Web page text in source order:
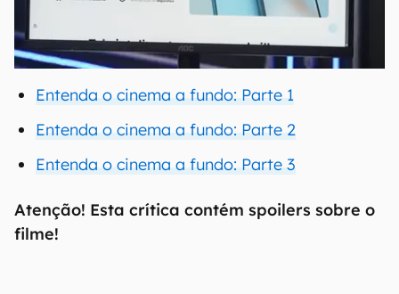
Entenda o cinema a fundo: Parte 1
Entenda o cinema a fundo: Parte 2
Entenda o cinema a fundo: Parte 3
Atenção! Esta crítica contém spoilers sobre o
filme!